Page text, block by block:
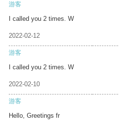
游客
I called you 2 times. W
2022-02-12
游客
I called you 2 times. W
2022-02-10
游客
Hello, Greetings fr